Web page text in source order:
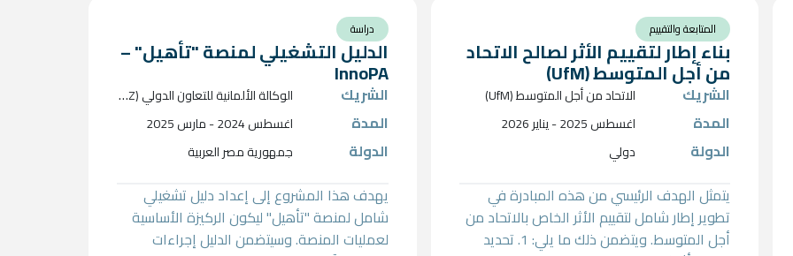
الهولندية للحصول على تصاريح الاستيراد من
خلال الجهات الحكومية. • تحليل العقبات
المحتملة التي قد يواجهها المستثمرون
الهولنديون عند محاولة تأسيس استثماراتهم في
مصر. • استعراض فرص السوق المحتملة
والآفاق المتاحة للمنتجات الحيوية مثل الأسمدة
الزراعية في أسوان، حيث يهدف إلى تحديد
التحديات والفرص والفجوات المهارية الخاصة
بالقطاع عبر سلاسل القيمة الزراعية وما بعد
الحصاد، مع إيلاء اهتمام خاص بالشباب والنساء.
المتابعة والتقييم
بناء إطار لتقييم الأثر لصالح الاتحاد
من أجل المتوسط (UfM)
الشريك الاتحاد من أجل المتوسط (UfM)
المدة اغسطس 2025 - يناير 2026
الدولة دولي
يتمثل الهدف الرئيسي من هذه المبادرة في
تطوير إطار شامل لتقييم الأثر الخاص بالاتحاد من
أجل المتوسط. ويتضمن ذلك ما يلي: 1. تحديد
دراسة
الدليل التشغيلي لمنصة "تأهيل" –
InnoPA
الشريك ا
لوكالة الألمانية للتعاون الدولي (GIZ)
المدة
اغسطس 2024 - مارس 2025
الدولة جمهورية مصر العربية
يهدف هذا المشروع إلى إعداد دليل تشغيلي
شامل لمنصة "تأهيل" ليكون الركيزة الأساسية
لعمليات المنصة. وسيتضمن الدليل إجراءات